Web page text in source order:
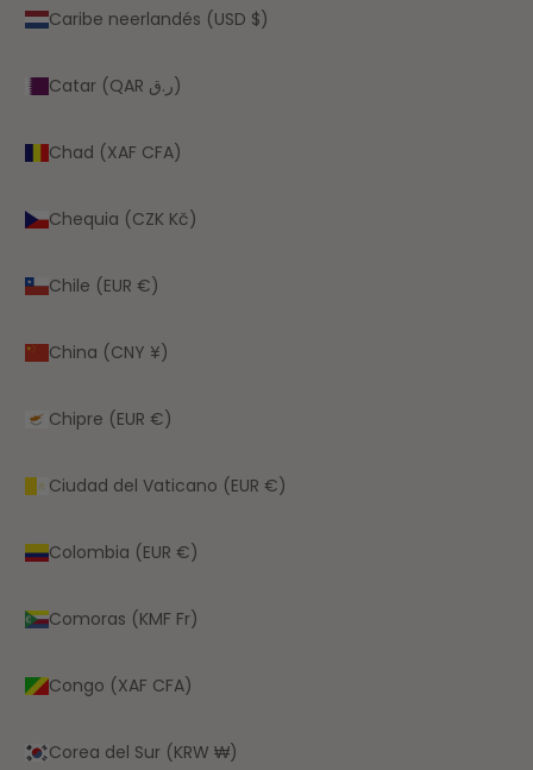
Caribe neerlandés (USD $)
Catar (QAR ر.ق)
Chad (XAF CFA)
Chequia (CZK Kč)
Chile (EUR €)
China (CNY ¥)
Chipre (EUR €)
Ciudad del Vaticano (EUR €)
Colombia (EUR €)
Comoras (KMF Fr)
Congo (XAF CFA)
Corea del Sur (KRW ₩)